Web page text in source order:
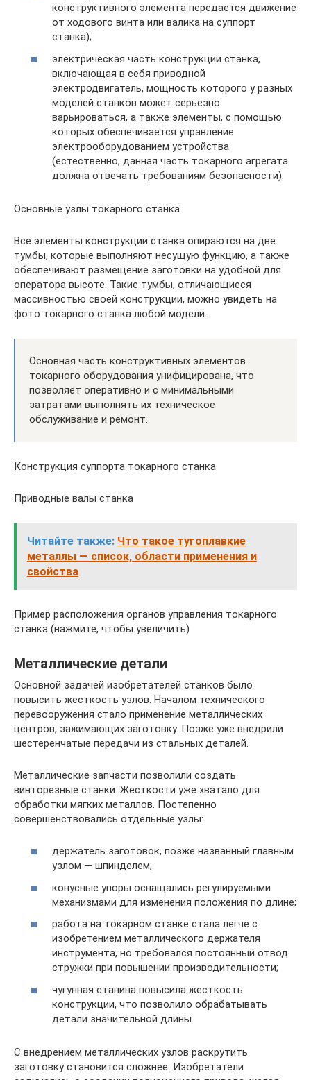
конструктивного элемента передается движение
от ходового винта или валика на суппорт
станка);
электрическая часть конструкции станка,
включающая в себя приводной
электродвигатель, мощность которого у разных
моделей станков может серьезно
варьироваться, а также элементы, с помощью
которых обеспечивается управление
электрооборудованием устройства
(естественно, данная часть токарного агрегата
должна отвечать требованиям безопасности).
Основные узлы токарного станка
Все элементы конструкции станка опираются на две
тумбы, которые выполняют несущую функцию, а также
обеспечивают размещение заготовки на удобной для
оператора высоте. Такие тумбы, отличающиеся
массивностью своей конструкции, можно увидеть на
фото токарного станка любой модели.
Основная часть конструктивных элементов
токарного оборудования унифицирована, что
позволяет оперативно и с минимальными
затратами выполнять их техническое
обслуживание и ремонт.
Конструкция суппорта токарного станка
Приводные валы станка
Читайте также: Что такое тугоплавкие
металлы — список, области применения и
свойства
Пример расположения органов управления токарного
станка (нажмите, чтобы увеличить)
Металлические детали
Основной задачей изобретателей станков было
повысить жесткость узлов. Началом технического
перевооружения стало применение металлических
центров, зажимающих заготовку. Позже уже внедрили
шестеренчатые передачи из стальных деталей.
Металлические запчасти позволили создать
винторезные станки. Жесткости уже хватало для
обработки мягких металлов. Постепенно
совершенствовались отдельные узлы:
держатель заготовок, позже названный главным
узлом — шпинделем;
конусные упоры оснащались регулируемыми
механизмами для изменения положения по длине;
работа на токарном станке стала легче с
изобретением металлического держателя
инструмента, но требовался постоянный отвод
стружки при повышении производительности;
чугунная станина повысила жесткость
конструкции, что позволило обрабатывать
детали значительной длины.
С внедрением металлических узлов раскрутить
заготовку становится сложнее. Изобретатели